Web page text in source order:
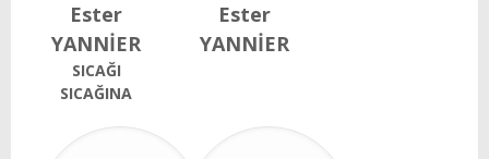
Ester
YANNİER
SICAĞI
SICAĞINA
Ester
YANNİER